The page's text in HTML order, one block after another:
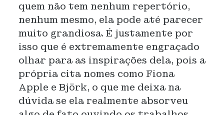
quem não tem nenhum repertório,
nenhum mesmo, ela pode até parecer
muito grandiosa. É justamente por
isso que é extremamente engraçado
olhar para as inspirações dela, pois a
própria cita nomes como Fiona
Apple e Björk, o que me deixa na
dúvida se ela realmente absorveu